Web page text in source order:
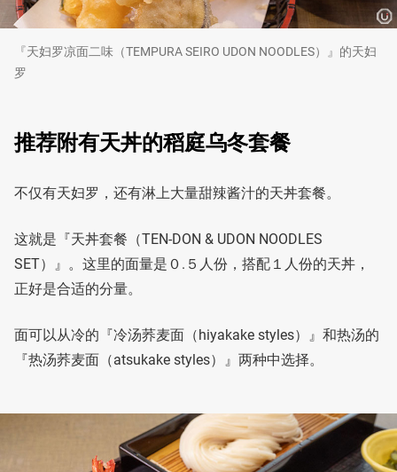
『天妇罗凉面二味（TEMPURA SEIRO UDON NOODLES）』的天妇
罗
推荐附有天丼的稻庭乌冬套餐
不仅有天妇罗，还有淋上大量甜辣酱汁的天丼套餐。
这就是『天丼套餐（TEN-DON & UDON NOODLES
SET）』。这里的面量是０.５人份，搭配１人份的天丼，
正好是合适的分量。
面可以从冷的『冷汤荞麦面（hiyakake styles）』和热汤的
『热汤荞麦面（atsukake styles）』两种中选择。